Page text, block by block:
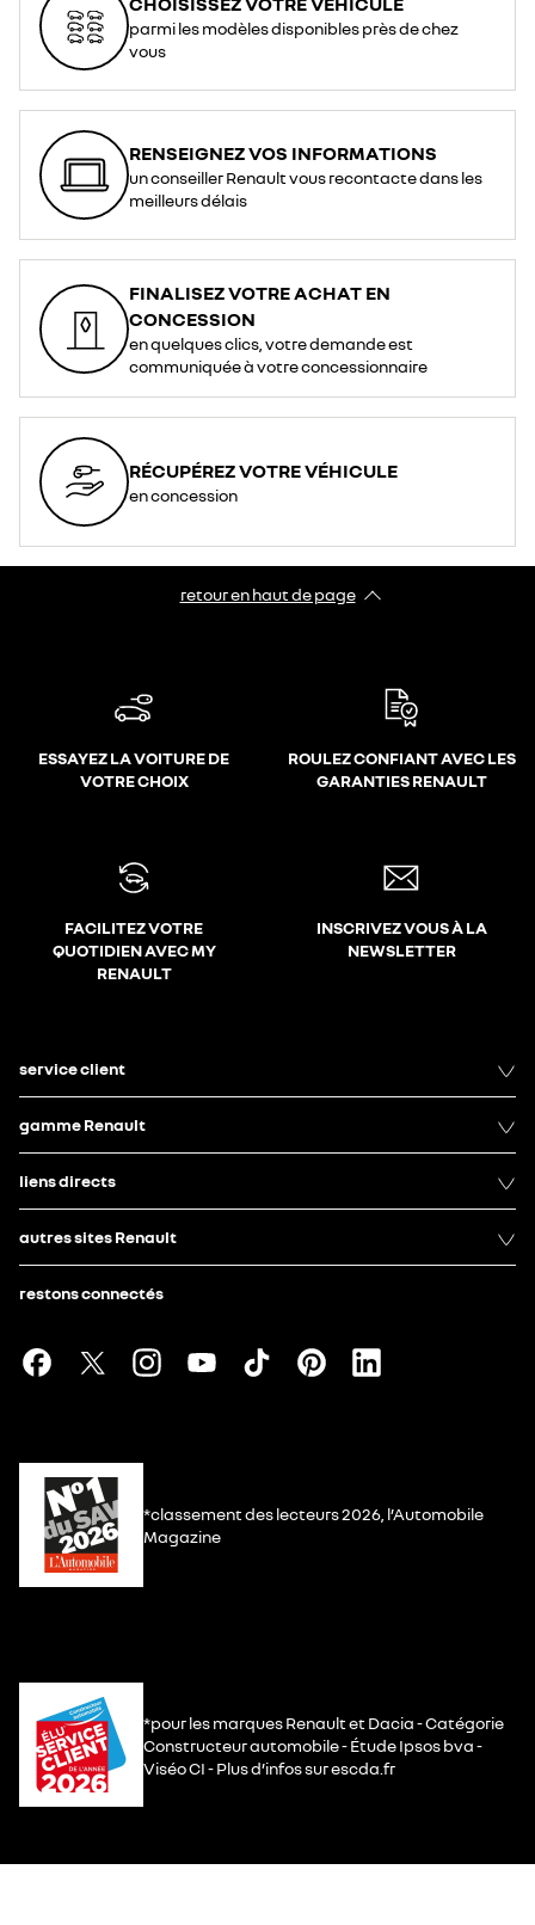
parmi les modèles disponibles près de chez
vous
RENSEIGNEZ VOS INFORMATIONS
un conseiller Renault vous recontacte dans les
meilleurs délais
FINALISEZ VOTRE ACHAT EN
CONCESSION
en quelques clics, votre demande est
communiquée à votre concessionnaire
RÉCUPÉREZ VOTRE VÉHICULE
en concession
retour en haut de page​
ESSAYEZ LA VOITURE DE
VOTRE CHOIX
ROULEZ CONFIANT AVEC LES
GARANTIES RENAULT
FACILITEZ VOTRE
QUOTIDIEN AVEC MY
RENAULT
INSCRIVEZ VOUS À LA
NEWSLETTER
service client
gamme Renault
liens directs
autres sites Renault
restons connectés
*classement des lecteurs 2026, l’Automobile
Magazine
*pour les marques Renault et Dacia - Catégorie
Constructeur automobile - Étude Ipsos bva -
Viséo CI - Plus d’infos sur escda.fr